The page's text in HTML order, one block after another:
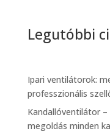
Legutóbbi
Ipari ventilátorok:
professzionális
Kandallóventilátor
megoldás minden